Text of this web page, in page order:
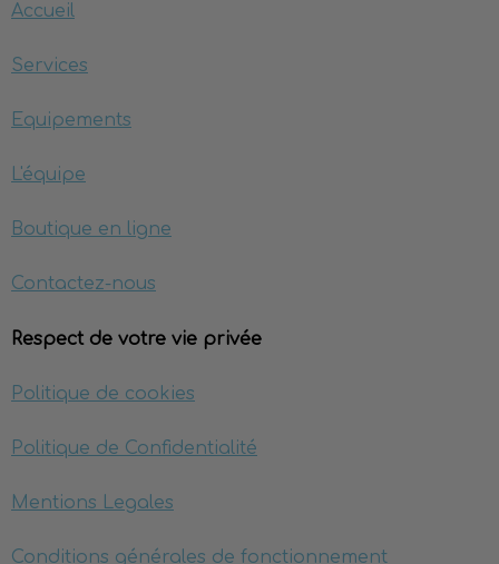
Accueil
Services
Equipements
L'équipe
Boutique en ligne
Contactez-nous
Respect de votre vie privée
Politique de cookies
Politique de Confidentialité
Mentions Legales
Conditions générales de fonctionnement